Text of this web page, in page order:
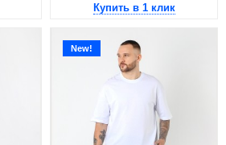
Купить в 1 клик
New!